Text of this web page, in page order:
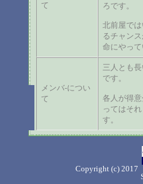
て
ろです。
北前屋で
るチャン
命にやっ
メンバ-につい
て
三人とも
です。
各人が得
ってはそ
す。
Copyright (c)